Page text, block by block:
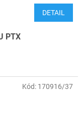
DETAIL
PTX
Kód: 170916/37